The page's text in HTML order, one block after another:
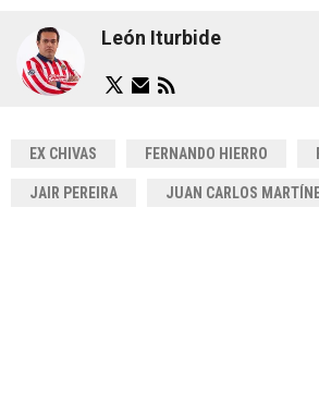
León Iturbide
EX CHIVAS FERNANDO HIERRO
JAIR PEREIRA JUAN CARLOS